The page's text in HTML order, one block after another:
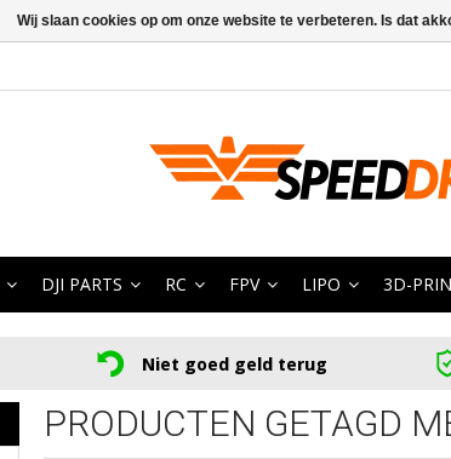
DJI PARTS RC FPV LIPO 3D-
Niet goed geld terug
PRODUCTEN GETAGD
Wij slaan cookies op om onze website te verbeteren. Is dat